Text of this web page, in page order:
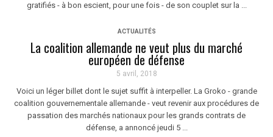
gratifiés - à bon escient, pour une fois - de son couplet sur la ...
ACTUALITÉS
La coalition allemande ne veut plus du marché
européen de défense
5 avril, 2018
Voici un léger billet dont le sujet suffit à interpeller. La Groko - grande
coalition gouvernementale allemande - veut revenir aux procédures de
passation des marchés nationaux pour les grands contrats de
défense, a annoncé jeudi 5 ...